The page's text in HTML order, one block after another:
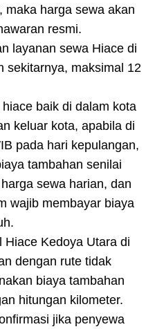
maka harga sewa akan
resmi.
layanan sewa Hiace di
sekitarnya, maksimal 12
baik di dalam kota
keluar kota, apabila di
pada hari kepulangan,
tambahan senilai
sewa harian, dan
wajib membayar biaya
Hiace Kedoya Utara di
dengan rute tidak
biaya tambahan
hitungan kilometer.
jika penyewa